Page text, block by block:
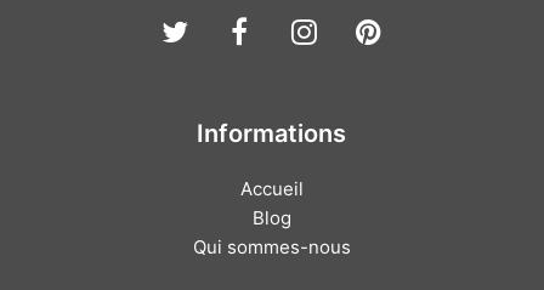
TwitterFacebook
Instagram
Pinterest
Informations
Accueil
Blog
Qui sommes-nous